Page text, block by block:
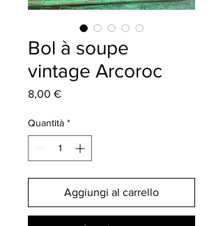
Bol à soupe
vintage Arcoroc
8,00 €Prezzo
Quantità *
Aggiungi al carrello